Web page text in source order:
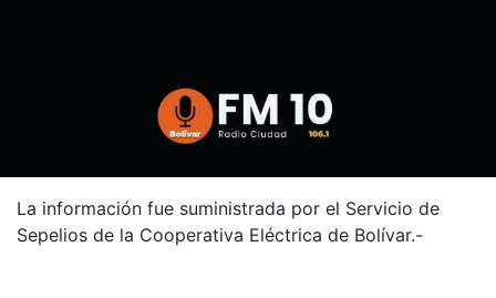
La información fue suministrada por el Servicio de
Sepelios de la Cooperativa Eléctrica de Bolívar.-